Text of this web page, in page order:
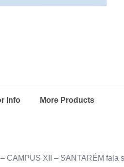
Info More Products
CAMPUS XII – SANTARÉM